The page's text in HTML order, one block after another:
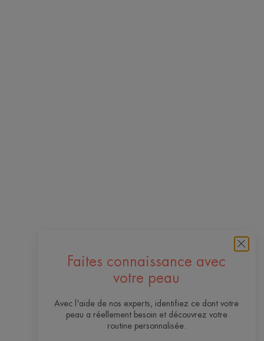
Faites connaissance avec
votre peau
Avec l'aide de nos experts, identifiez ce dont votre
peau a réellement besoin et découvrez votre
routine personnalisée.